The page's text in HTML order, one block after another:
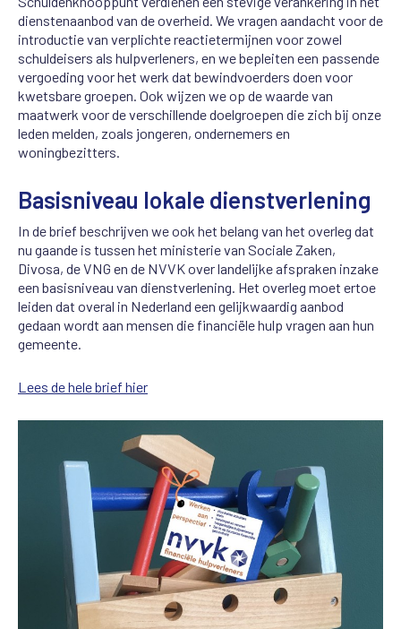
dienstenaanbod van de overheid. We vragen aandacht voor de
introductie van verplichte reactietermijnen voor zowel
schuldeisers als hulpverleners, en we bepleiten een passende
vergoeding voor het werk dat bewindvoerders doen voor
kwetsbare groepen. Ook wijzen we op de waarde van
maatwerk voor de verschillende doelgroepen die zich bij onze
leden melden, zoals jongeren, ondernemers en
woningbezitters.
Basisniveau lokale dienstverlening
In de brief beschrijven we ook het belang van het overleg dat
nu gaande is tussen het ministerie van Sociale Zaken,
Divosa, de VNG en de NVVK over landelijke afspraken inzake
een basisniveau van dienstverlening. Het overleg moet ertoe
leiden dat overal in Nederland een gelijkwaardig aanbod
gedaan wordt aan mensen die financiële hulp vragen aan hun
gemeente.
Lees de hele brief hier